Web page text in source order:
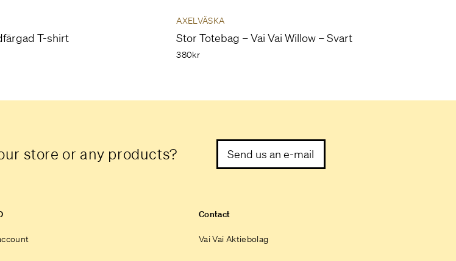
T-shirt
AXELVÄSKA
Stor Totebag – Vai Vai Willow – Svart
380kr
store or any products? Send us an e-mail
Contact
Vai Vai Aktiebolag